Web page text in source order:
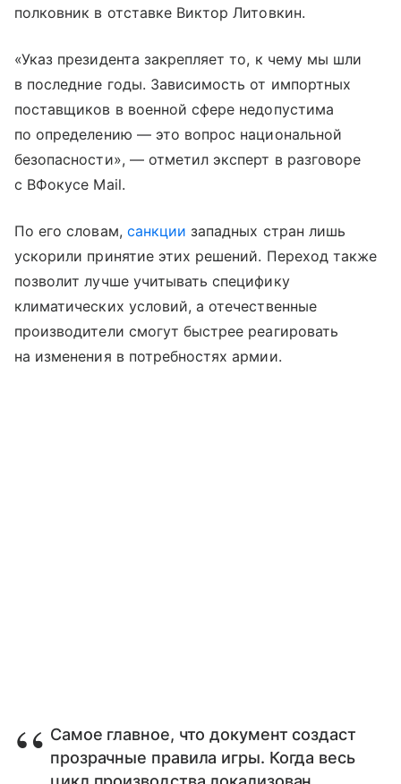
полковник в отставке Виктор Литовкин.
«Указ президента закрепляет то, к чему мы шли
в последние годы. Зависимость от импортных
поставщиков в военной сфере недопустима
по определению — это вопрос национальной
безопасности», — отметил эксперт в разговоре
с ВФокусе Mail.
По его словам, санкции западных стран лишь
ускорили принятие этих решений. Переход также
позволит лучше учитывать специфику
климатических условий, а отечественные
производители смогут быстрее реагировать
на изменения в потребностях армии.
Самое главное, что документ создаст
прозрачные правила игры. Когда весь